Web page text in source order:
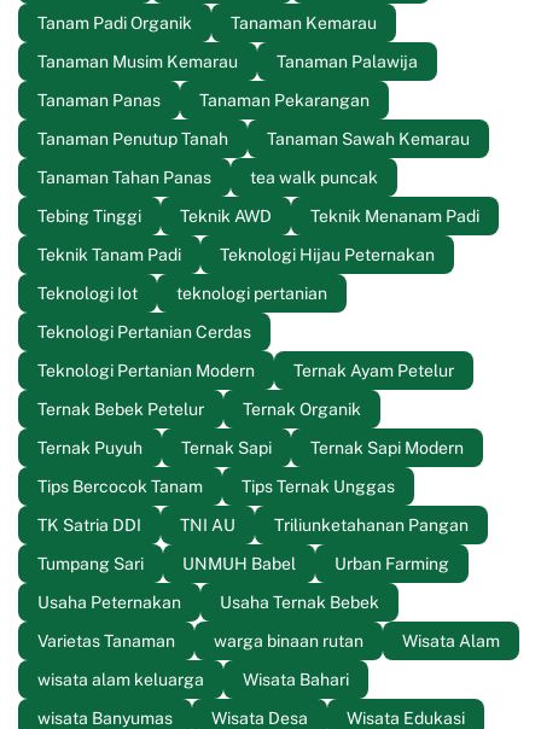
Tanam Padi Organik
Tanaman Kemarau
Tanaman Musim Kemarau
Tanaman Palawija
Tanaman Panas
Tanaman Pekarangan
Tanaman Penutup Tanah
Tanaman Sawah Kemarau
Tanaman Tahan Panas
tea walk puncak
Tebing Tinggi
Teknik AWD
Teknik Menanam Padi
Teknik Tanam Padi
Teknologi Hijau Peternakan
Teknologi Iot
teknologi pertanian
Teknologi Pertanian Cerdas
Teknologi Pertanian Modern
Ternak Ayam Petelur
Ternak Bebek Petelur
Ternak Organik
Ternak Puyuh
Ternak Sapi
Ternak Sapi Modern
Tips Bercocok Tanam
Tips Ternak Unggas
TK Satria DDI
TNI AU
Triliunketahanan Pangan
Tumpang Sari
UNMUH Babel
Urban Farming
Usaha Peternakan
Usaha Ternak Bebek
Varietas Tanaman
warga binaan rutan
Wisata Alam
wisata alam keluarga
Wisata Bahari
wisata Banyumas
Wisata Desa
Wisata Edukasi